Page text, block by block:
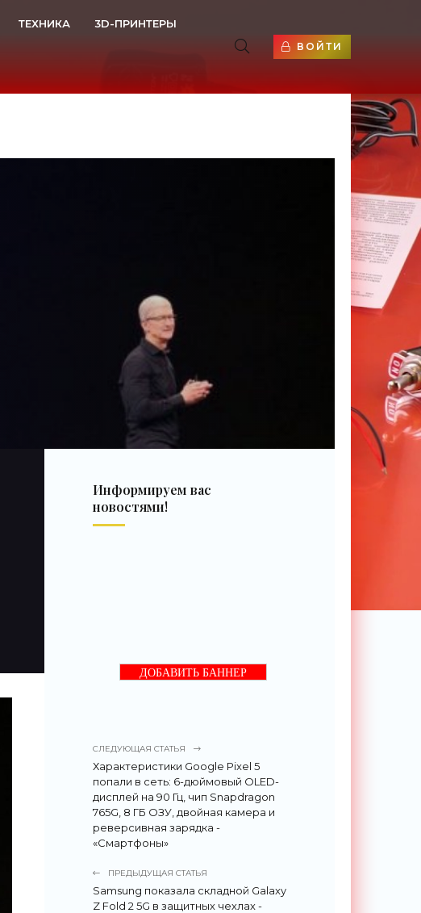
ТЕХНИКА 3D-ПРИНТЕРЫ
ВОЙТИ
Информируем вас
новостями!
ДОБАВИТЬ БАННЕР
СЛЕДУЮЩАЯ СТАТЬЯ
Характеристики Google Pixel 5
попали в сеть: 6-дюймовый OLED-
дисплей на 90 Гц, чип Snapdragon
765G, 8 ГБ ОЗУ, двойная камера и
реверсивная зарядка -
«Смартфоны»
ПРЕДЫДУЩАЯ СТАТЬЯ
Samsung показала складной Galaxy
Z Fold 2 5G в защитных чехлах -